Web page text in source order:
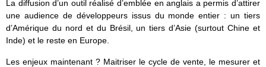
La diffusion d’un outil réalisé d’emblée en anglais a permis d’attirer
une audience de développeurs issus du monde entier : un tiers
d’Amérique du nord et du Brésil, un tiers d’Asie (surtout Chine et
Inde) et le reste en Europe.
Les enjeux maintenant ? Maitriser le cycle de vente, le mesurer et